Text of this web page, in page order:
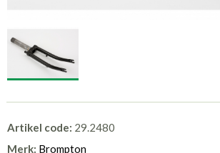
Artikel code: 29.2480
Merk: Brompton